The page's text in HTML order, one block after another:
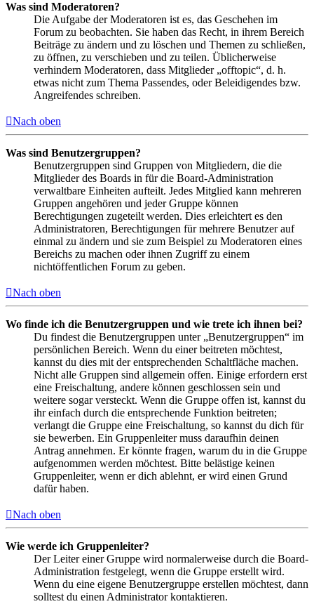
Was sind Moderatoren?
Die Aufgabe der Moderatoren ist es, das Geschehen im
Forum zu beobachten. Sie haben das Recht, in ihrem Bereich
Beiträge zu ändern und zu löschen und Themen zu schließen,
zu öffnen, zu verschieben und zu teilen. Üblicherweise
verhindern Moderatoren, dass Mitglieder „offtopic“, d. h.
etwas nicht zum Thema Passendes, oder Beleidigendes bzw.
Angreifendes schreiben.
Nach oben
Was sind Benutzergruppen?
Benutzergruppen sind Gruppen von Mitgliedern, die die
Mitglieder des Boards in für die Board-Administration
verwaltbare Einheiten aufteilt. Jedes Mitglied kann mehreren
Gruppen angehören und jeder Gruppe können
Berechtigungen zugeteilt werden. Dies erleichtert es den
Administratoren, Berechtigungen für mehrere Benutzer auf
einmal zu ändern und sie zum Beispiel zu Moderatoren eines
Bereichs zu machen oder ihnen Zugriff zu einem
nichtöffentlichen Forum zu geben.
Nach oben
Wo finde ich die Benutzergruppen und wie trete ich ihnen bei?
Du findest die Benutzergruppen unter „Benutzergruppen“ im
persönlichen Bereich. Wenn du einer beitreten möchtest,
kannst du dies mit der entsprechenden Schaltfläche machen.
Nicht alle Gruppen sind allgemein offen. Einige erfordern erst
eine Freischaltung, andere können geschlossen sein und
weitere sogar versteckt. Wenn die Gruppe offen ist, kannst du
ihr einfach durch die entsprechende Funktion beitreten;
verlangt die Gruppe eine Freischaltung, so kannst du dich für
sie bewerben. Ein Gruppenleiter muss daraufhin deinen
Antrag annehmen. Er könnte fragen, warum du in die Gruppe
aufgenommen werden möchtest. Bitte belästige keinen
Gruppenleiter, wenn er dich ablehnt, er wird einen Grund
dafür haben.
Nach oben
Wie werde ich Gruppenleiter?
Der Leiter einer Gruppe wird normalerweise durch die Board-
Administration festgelegt, wenn die Gruppe erstellt wird.
Wenn du eine eigene Benutzergruppe erstellen möchtest, dann
solltest du einen Administrator kontaktieren.